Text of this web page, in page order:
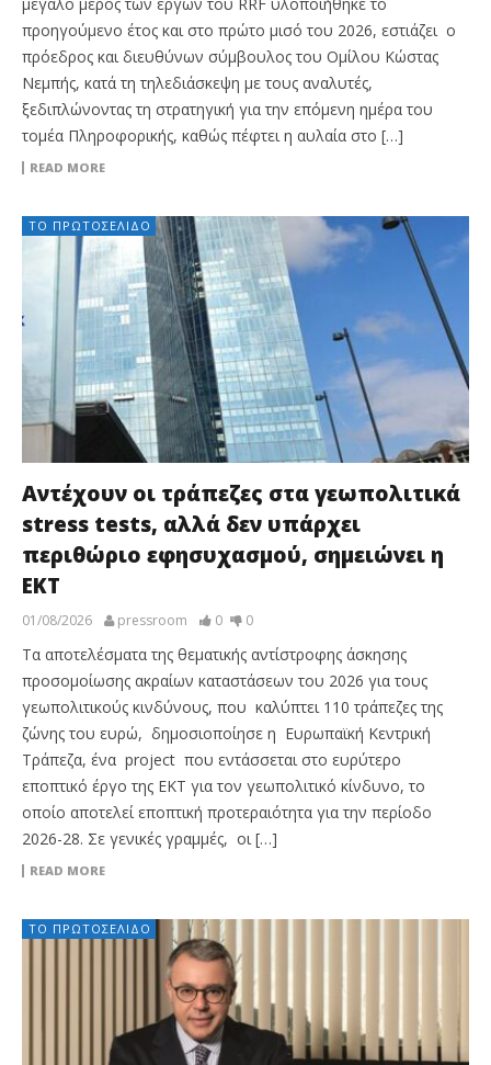
προηγούμενο έτος και στο πρώτο μισό του 2026, εστιάζει ο
πρόεδρος και διευθύνων σύμβουλος του Ομίλου Κώστας
Νεμπής, κατά τη τηλεδιάσκεψη με τους αναλυτές,
ξεδιπλώνοντας τη στρατηγική για την επόμενη ημέρα του
τομέα Πληροφορικής, καθώς πέφτει η αυλαία στο […]
READ MORE
ΤΟ ΠΡΩΤΟΣΈΛΙΔΟ
Αντέχουν οι τράπεζες στα γεωπολιτικά
stress tests, αλλά δεν υπάρχει
περιθώριο εφησυχασμού, σημειώνει η
ΕΚΤ
01/08/2026 pressroom 0 0
Τα αποτελέσματα της θεματικής αντίστροφης άσκησης
προσομοίωσης ακραίων καταστάσεων του 2026 για τους
γεωπολιτικούς κινδύνους, που καλύπτει 110 τράπεζες της
ζώνης του ευρώ, δημοσιοποίησε η Ευρωπαϊκή Κεντρική
Τράπεζα, ένα project που εντάσσεται στο ευρύτερο
εποπτικό έργο της ΕΚΤ για τον γεωπολιτικό κίνδυνο, το
οποίο αποτελεί εποπτική προτεραιότητα για την περίοδο
2026-28. Σε γενικές γραμμές, οι […]
READ MORE
ΤΟ ΠΡΩΤΟΣΈΛΙΔΟ